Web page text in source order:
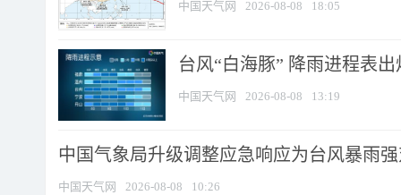
中国天气网 2026-08-08 18:05
台风“白海豚” 降雨进程表
中国天气网 2026-08-08 13:19
中国气象局升级调整应急响应为台风暴雨
中国天气网 2026-08-08 10:26